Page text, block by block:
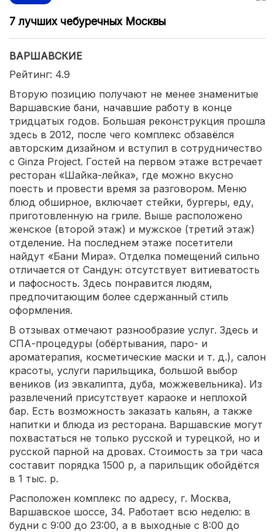
7 лучших чебуречных Москвы
ВАРШАВСКИЕ
Рейтинг: 4.9
Вторую позицию получают не менее знаменитые
Варшавские бани, начавшие работу в конце
тридцатых годов. Большая реконструкция прошла
здесь в 2012, после чего комплекс обзавёлся
авторским дизайном и вступил в сотрудничество
с Ginza Project. Гостей на первом этаже встречает
ресторан «Шайка-лейка», где можно вкусно
поесть и провести время за разговором. Меню
блюд обширное, включает стейки, бургеры, еду,
приготовленную на гриле. Выше расположено
женское (второй этаж) и мужское (третий этаж)
отделение. На последнем этаже посетители
найдут «Бани Мира». Отделка помещений сильно
отличается от Сандун: отсутствует витиеватость
и пафосность. Здесь понравится людям,
предпочитающим более сдержанный стиль
оформления.
В отзывах отмечают разнообразие услуг. Здесь и
СПА-процедуры (обёртывания, паро- и
ароматерапия, косметические маски и т. д.), салон
красоты, услуги парильщика, большой выбор
веников (из эвкалипта, дуба, можжевельника). Из
развлечений присутствует караоке и неплохой
бар. Есть возможность заказать кальян, а также
напитки и блюда из ресторана. Варшавские могут
похвастаться не только русской и турецкой, но и
русской парной на дровах. Стоимость за три часа
составит порядка 1500 р, а парильщик обойдётся
в 1 тыс. р.
Расположен комплекс по адресу, г. Москва,
Варшавское шоссе, 34. Работает всю неделю: в
будни с 9:00 до 23:00, а в выходные с 8:00 до